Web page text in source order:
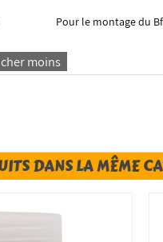
Pour le montage du Bf
moins
DANS LA MÊME